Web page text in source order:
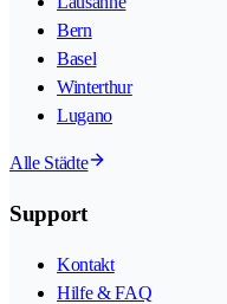
Bern
Basel
Winterthur
Lugano
Alle Städte
Support
Kontakt
Hilfe & FAQ